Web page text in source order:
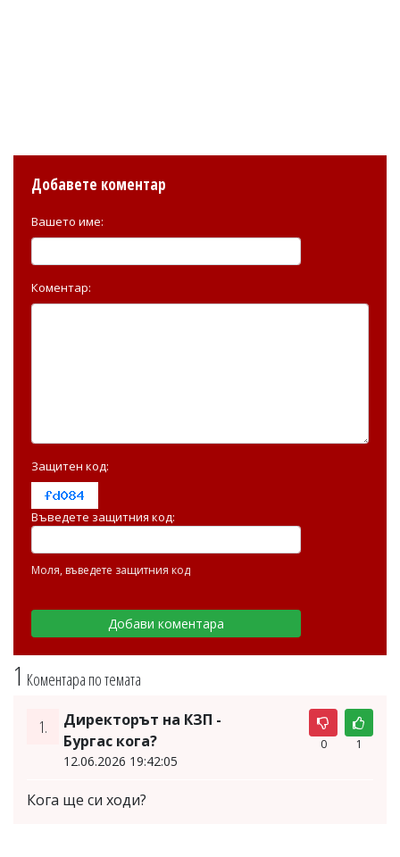
1 Коментара по темата
1.
Директорът на КЗП -
Бургас кога?
12.06.2026 19:42:05
0 1
Кога ще си ходи?
Добавете коментар
Вашето име:
Коментар:
Защитен код:
Въведете защитния код:
Моля, въведете защитния код